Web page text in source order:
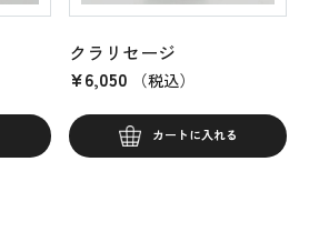
クラリセージ
¥6,050 （税込）
カートに入れる